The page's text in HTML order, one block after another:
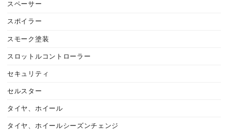
スペーサー
スポイラー
スモーク塗装
スロットルコントローラー
セキュリティ
セルスター
タイヤ、ホイール
タイヤ、ホイールシーズンチェンジ